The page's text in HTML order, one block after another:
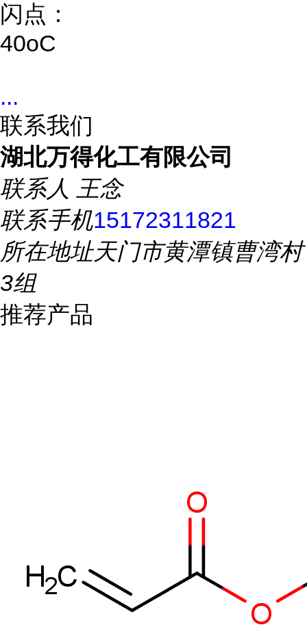
闪点：
40oC
...
联系我们
湖北万得化工有限公司
联系人 王念
联系手机15172311821
所在地址天门市黄潭镇曹湾村
3组
推荐产品